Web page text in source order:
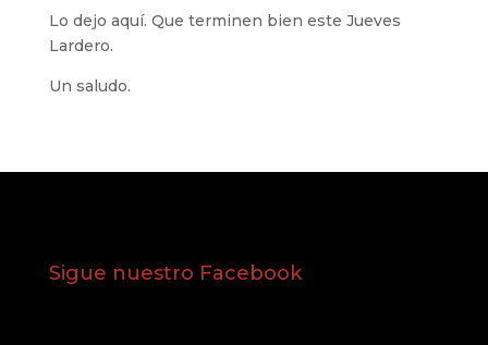
Lo dejo aquí. Que terminen bien este Jueves
Lardero.
Un saludo.
Sigue nuestro Facebook